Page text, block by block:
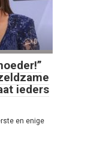
0
ieders
en enige